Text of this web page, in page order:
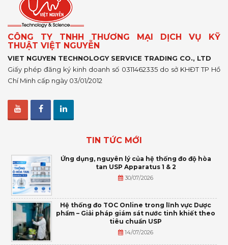
CÔNG TY TNHH THƯƠNG MẠI DỊCH VỤ KỸ
THUẬT VIỆT NGUYỄN
VIET NGUYEN TECHNOLOGY SERVICE TRADING CO., LTD
Giấy phép đăng ký kinh doanh số 0311462335 do sở KHĐT TP Hồ
Chí Minh cấp ngày 03/01/2012
TIN TỨC MỚI
Ứng dụng, nguyên lý của hệ thống đo độ hòa
tan USP Apparatus 1 & 2
30/07/2026
Hệ thống đo TOC Online trong lĩnh vực Dược
phẩm – Giải pháp giám sát nước tinh khiết theo
tiêu chuẩn USP
14/07/2026